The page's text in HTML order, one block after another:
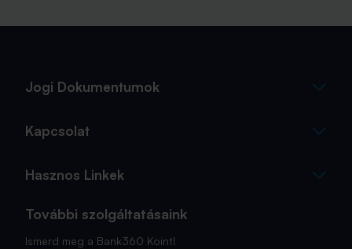
Jogi Dokumentumok
Kapcsolat
Hasznos Linkek
További szolgáltatásaink
Ismerd meg a Bank360 Koint!